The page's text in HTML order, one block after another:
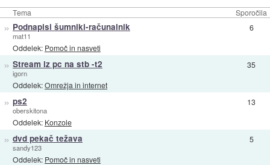
Tema Sporočila
» Podnapisi šumniki-računalnik
mat11
Oddelek: Pomoč in nasveti
6
» Stream iz pc na stb -t2
igorn
Oddelek:Omrežja in internet
35
» ps2
oberskitona
Oddelek: Konzole
13
» dvd pekač težava
sandy123
Oddelek: Pomoč in nasveti
5